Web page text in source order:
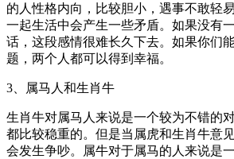
的人性格内向，比较胆小，遇事不敢轻
一起生活中会产生一些矛盾。如果没有
话，这段感情很难长久下去。如果你们
题，两个人都可以得到幸福。
3、属马人和生肖牛
生肖牛对属马人来说是一个较为不错的
都比较稳重的。但是当属虎和生肖牛意
会发生争吵。属牛对于属马的人来说是